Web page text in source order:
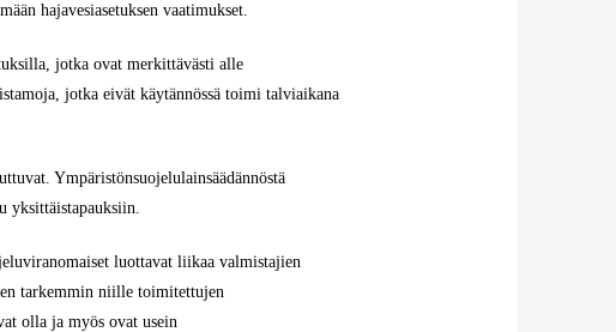
hajavesiasetuksen vaatimukset.
jotka ovat merkittävästi alle
jotka eivät käytännössä toimi talviaikana
Ympäristönsuojelulainsäädännöstä
yksittäistapauksiin.
luottavat liikaa valmistajien
tarkemmin niille toimitettujen
olla ja myös ovat usein